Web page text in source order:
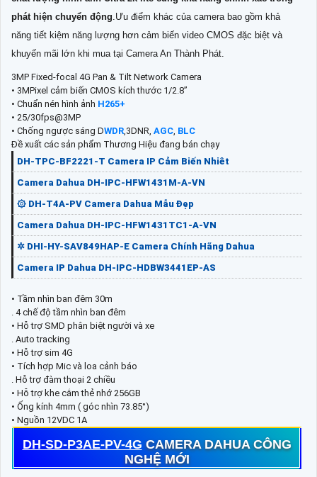
phát hiện chuyển động .Ưu điểm khác của camera bao gồm khả
năng tiết kiệm năng lượng hơn cảm biến video CMOS đặc biệt và
khuyến mãi lớn khi mua tại Camera An Thành Phát.
3MP Fixed-focal 4G Pan & Tilt Network Camera
• 3MPixel cảm biến CMOS kích thước 1/2.8”
• Chuẩn nén hình ảnh H265+
• 25/30fps@3MP
• Chống ngược sáng DWDR ,3DNR, AGC BLC
Đề xuất các sản phẩm Thương Hiệu đang bán chạy
DH-TPC-BF2221-T Camera IP Cảm Biến Nhiêt
Camera Dahua DH-IPC-HFW1431M-A-VN
۞ DH-T4A-PV Camera Dahua Mẫu Đẹp
Camera Dahua DH-IPC-HFW1431TC1-A-VN
✲ DHI-HY-SAV849HAP-E Camera Chính Hãng Dahua
Camera IP Dahua DH-IPC-HDBW3441EP-AS
• Tầm nhìn ban đêm 30m
. 4 chế độ tầm nhìn ban đêm
• Hỗ trợ SMD phân biệt người và xe
. Auto tracking
• Hỗ trợ sim 4G
• Tích hợp Mic và loa cảnh báo
. Hỗ trợ đàm thoại 2 chiều
• Hỗ trợ khe cắm thẻ nhớ 256GB
• Ống kính 4mm ( góc nhìn 73.85°)
• Nguồn 12VDC 1A
DH-SD-P3AE-PV-4G CAMERA DAHUA CÔNG
NGHỆ MỚI